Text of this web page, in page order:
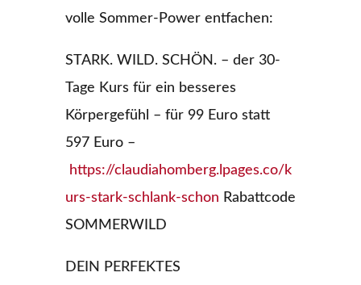
volle Sommer-Power entfachen:
STARK. WILD. SCHÖN. – der 30-
Tage Kurs für ein besseres
Körpergefühl – für 99 Euro statt
597 Euro –
https://claudiahomberg.lpages.co/k
urs-stark-schlank-schon Rabattcode
SOMMERWILD
DEIN PERFEKTES